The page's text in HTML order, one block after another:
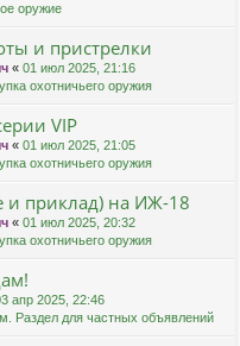
оружие
и пристрелки
« 01 июл 2025, 21:16
охотничьего оружия
VIP
« 01 июл 2025, 21:05
охотничьего оружия
и приклад) на ИЖ-18
« 01 июл 2025, 20:32
охотничьего оружия
апр 2025, 22:46
Раздел для частных объявлений